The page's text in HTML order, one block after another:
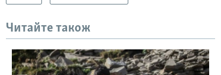
Читайте також